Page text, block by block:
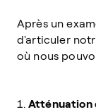
Après un
d'articuler
où nous
Atténuation